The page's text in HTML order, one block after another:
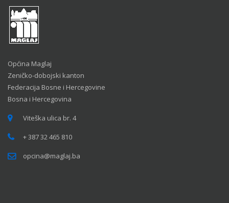
Općina Maglaj
Zeničko-dobojski kanton
Federacija Bosne i Hercegovine
Bosna i Hercegovina
Viteška ulica br. 4
+ 387 32 465 810
opcina@maglaj.ba